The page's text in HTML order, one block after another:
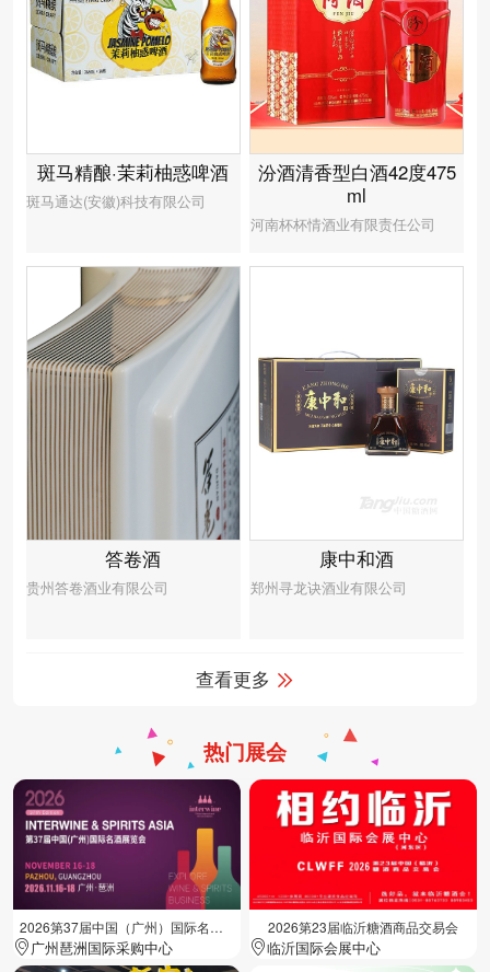
斑马精酿·茉莉柚惑啤酒
斑马通达(安徽)科技有限公司
汾酒清香型白酒42度475
ml
河南杯杯情酒业有限责任公司
答卷酒
贵州答卷酒业有限公司
康中和酒
郑州寻龙诀酒业有限公司
查看更多
热门展会
2026第37届中国（广州）国际名酒展览会
广州琶洲国际采购中心
2026第23届临沂糖酒商品交易会
临沂国际会展中心